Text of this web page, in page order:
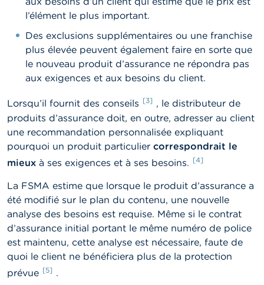
l’élément le plus important.
Des exclusions supplémentaires ou une franchise
plus élevée peuvent également faire en sorte que
le nouveau produit d’assurance ne répondra pas
aux exigences et aux besoins du client.
Lorsqu’il fournit des conseils [3] , le distributeur de
produits d’assurance doit, en outre, adresser au client
une recommandation personnalisée expliquant
pourquoi un produit particulier correspondrait le
mieux à ses exigences et à ses besoins. [4]
La FSMA estime que lorsque le produit d’assurance a
été modifié sur le plan du contenu, une nouvelle
analyse des besoins est requise. Même si le contrat
d’assurance initial portant le même numéro de police
est maintenu, cette analyse est nécessaire, faute de
quoi le client ne bénéficiera plus de la protection
prévue [5] .